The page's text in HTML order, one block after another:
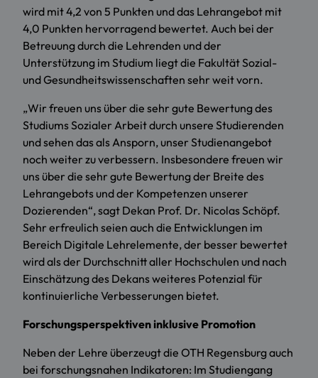
wird mit 4,2 von 5 Punkten und das Lehrangebot mit
4,0 Punkten hervorragend bewertet. Auch bei der
Betreuung durch die Lehrenden und der
Unterstützung im Studium liegt die Fakultät Sozial-
und Gesundheitswissenschaften sehr weit vorn.
„Wir freuen uns über die sehr gute Bewertung des
Studiums Sozialer Arbeit durch unsere Studierenden
und sehen das als Ansporn, unser Studienangebot
noch weiter zu verbessern. Insbesondere freuen wir
uns über die sehr gute Bewertung der Breite des
Lehrangebots und der Kompetenzen unserer
Dozierenden“, sagt Dekan Prof. Dr. Nicolas Schöpf.
Sehr erfreulich seien auch die Entwicklungen im
Bereich Digitale Lehrelemente, der besser bewertet
wird als der Durchschnitt aller Hochschulen und nach
Einschätzung des Dekans weiteres Potenzial für
kontinuierliche Verbesserungen bietet.
Forschungsperspektiven inklusive Promotion
Neben der Lehre überzeugt die OTH Regensburg auch
bei forschungsnahen Indikatoren: Im Studiengang